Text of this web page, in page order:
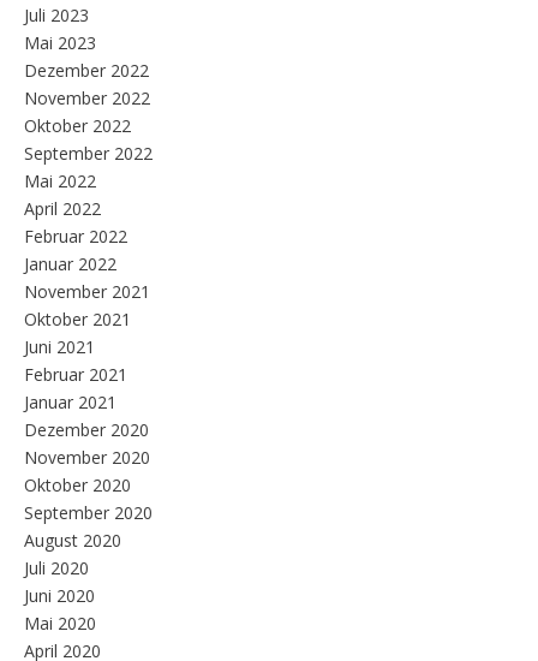
Juli 2023
Mai 2023
Dezember 2022
November 2022
Oktober 2022
September 2022
Mai 2022
April 2022
Februar 2022
Januar 2022
November 2021
Oktober 2021
Juni 2021
Februar 2021
Januar 2021
Dezember 2020
November 2020
Oktober 2020
September 2020
August 2020
Juli 2020
Juni 2020
Mai 2020
April 2020